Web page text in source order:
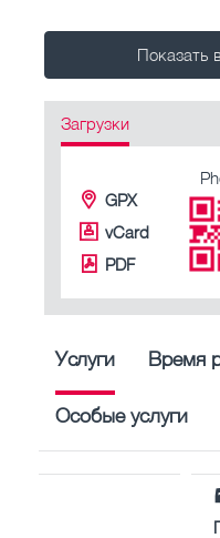
Показать
Загрузки
GPX
vCard
PDF
Услуги Время
Особые услуги